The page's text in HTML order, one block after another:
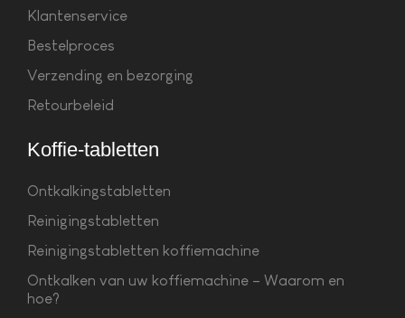
Klantenservice
Bestelproces
Verzending en bezorging
Retourbeleid
Koffie-tabletten
Ontkalkingstabletten
Reinigingstabletten
Reinigingstabletten koffiemachine
Ontkalken van uw koffiemachine – Waarom en
hoe?